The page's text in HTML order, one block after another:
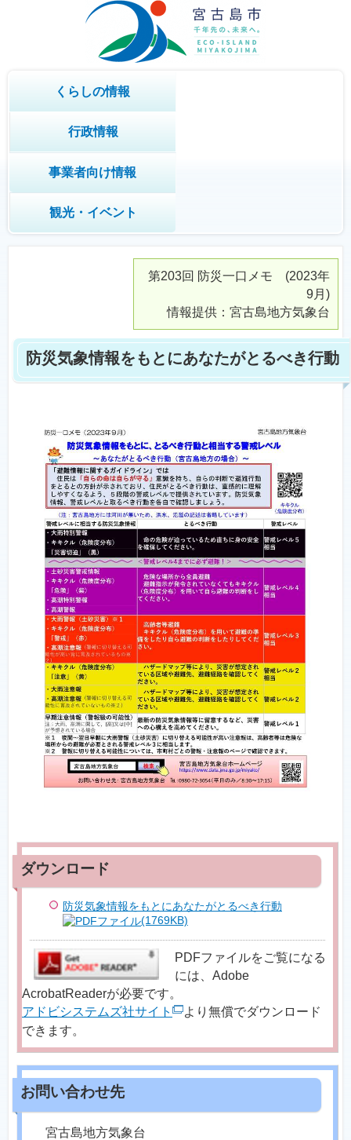
くらしの情報
行政情報
事業者向け情報
観光・イベント
第203回 防災一口メモ (2023年
9月)
情報提供：宮古島地方気象台
防災気象情報をもとにあなたがとるべき行動
防災気象情報をもとにあなたがとるべき行動
(1769KB)
PDFファイルをご覧になる
には、Adobe
AcrobatReaderが必要です。
アドビシステムズ社サイト
より無償でダウンロード
できます。
宮古島地方気象台